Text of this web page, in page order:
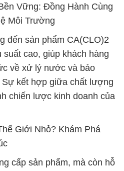
Vững: Đồng Hành Cùng
Môi Trường
đến sản phẩm CA(CLO)2
cao, giúp khách hàng
về xử lý nước và bảo
Sự kết hợp giữa chất lượng
chiến lược kinh doanh của
Giới Nhỏ? Khám Phá
cấp sản phẩm, mà còn hỗ